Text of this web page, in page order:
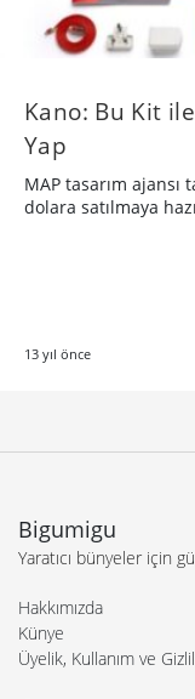
Kano: Bu Kit
Yap
MAP tasarım ajansı
dolara satılmaya
13 yıl önce
Bigumigu
Yaratıcı bünyeler için
Hakkımızda
Künye
Üyelik, Kullanım ve